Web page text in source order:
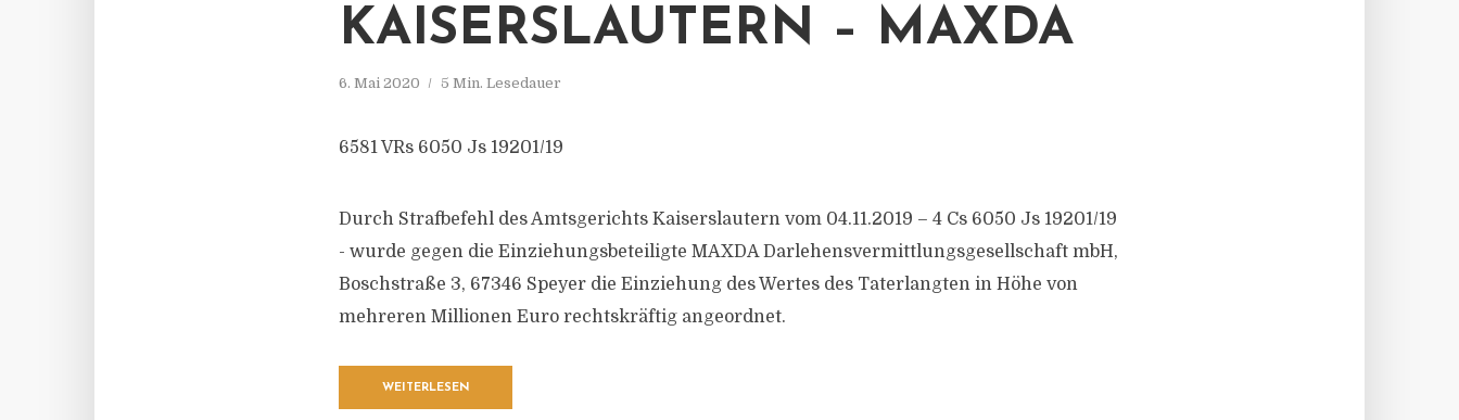
KAISERSLAUTERN – MAXDA
6. Mai 2020 5 Min. Lesedauer
6581 VRs 6050 Js 19201/19
Durch Strafbefehl des Amtsgerichts Kaiserslautern vom 04.11.2019 – 4 Cs 6050 Js 19201/19
- wurde gegen die Einziehungsbeteiligte MAXDA Darlehensvermittlungsgesellschaft mbH,
Boschstraße 3, 67346 Speyer die Einziehung des Wertes des Taterlangten in Höhe von
mehreren Millionen Euro rechtskräftig angeordnet.
WEITERLESEN